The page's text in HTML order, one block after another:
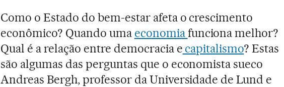
Como o Estado do bem-estar afeta o crescimento
econômico? Quando uma economiafunciona melhor?
Qual é a relação entre democracia e capitalismo? Estas
são algumas das perguntas que o economista sueco
Andreas Bergh, professor da Universidade de Lund e